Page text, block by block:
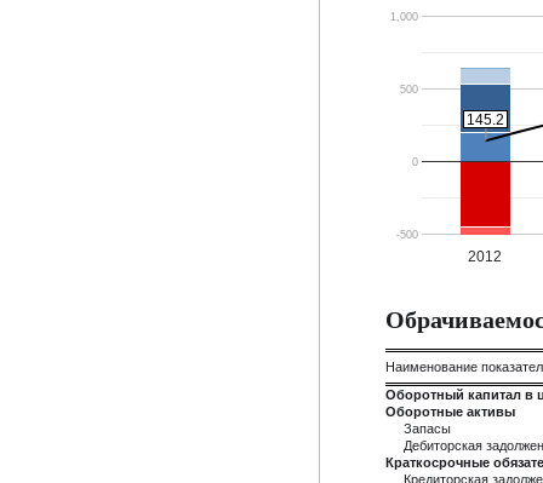
2012
-500
0
500
1,000
145.2
145.2
Наименование
Оборотный капитал в
Оборотные активы
Запасы
Дебиторская
Краткосрочные
Кредиторская